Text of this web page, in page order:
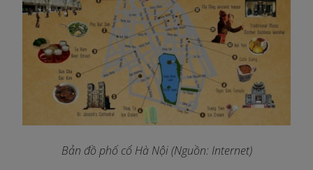
Bản đồ phố cổ Hà Nội(Nguồn: Internet)